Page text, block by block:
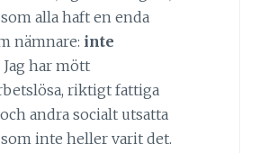
alla haft en enda
nämnare: inte
Jag har mött
riktigt fattiga
andra socialt utsatta
inte heller varit det.